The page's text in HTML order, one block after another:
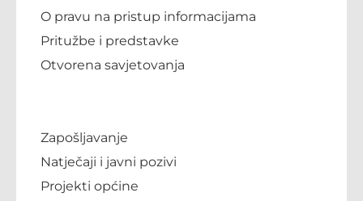
O pravu na pristup informacijama
Pritužbe i predstavke
Otvorena savjetovanja
Zapošljavanje
Natječaji i javni pozivi
Projekti općine